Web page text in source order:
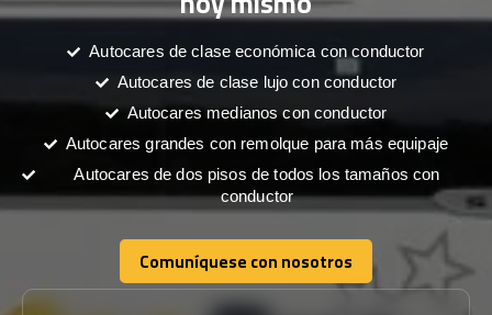
Autocares de clase económica con conductor
Autocares de clase lujo con conductor
Autocares medianos con conductor
Autocares grandes con remolque para más equipaje
Autocares de dos pisos de todos los tamaños con
conductor
Comuníquese con nosotros
Comuníquese con nosotros